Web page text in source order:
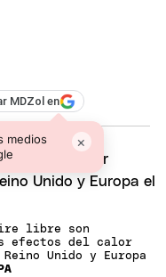
MDZol en
medios
×
libre son
efectos del calor
Unido y Europa